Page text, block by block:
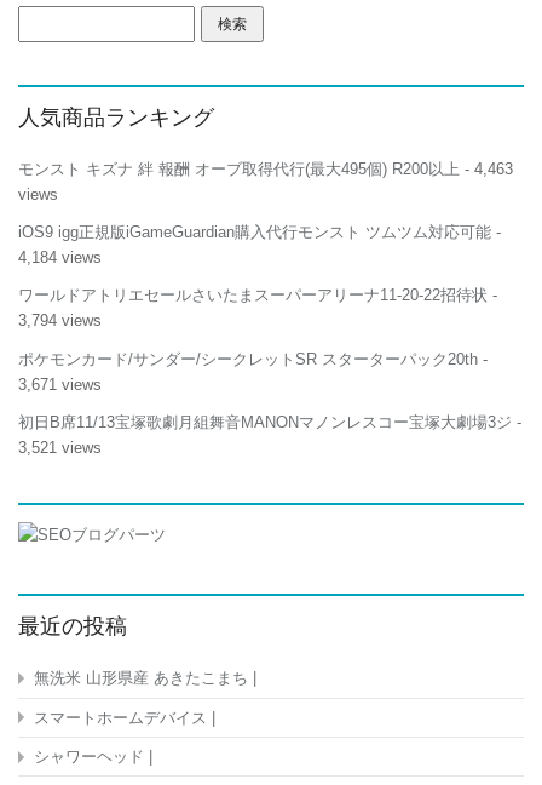
索:
人気商品ランキング
モンスト キズナ 絆 報酬 オーブ取得代行(最大495個) R200以上 - 4,463
views
iOS9 igg正規版iGameGuardian購入代行モンスト ツムツム対応可能 -
4,184 views
ワールドアトリエセールさいたまスーパーアリーナ11-20-22招待状 -
3,794 views
ポケモンカード/サンダー/シークレットSR スターターパック20th -
3,671 views
初日B席11/13宝塚歌劇月組舞音MANONマノンレスコー宝塚大劇場3ジ -
3,521 views
最近の投稿
無洗米 山形県産 あきたこまち |
スマートホームデバイス |
シャワーヘッド |